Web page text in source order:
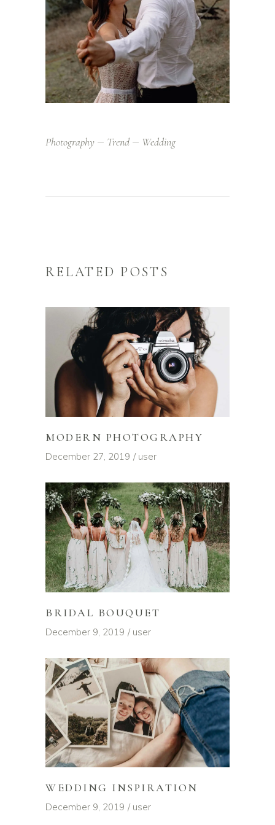
Photography Trend Wedding
RELATED POSTS
MODERN PHOTOGRAPHY
December 27, 2019 user
BRIDAL BOUQUET
December 9, 2019 user
WEDDING INSPIRATION
December 9, 2019 user